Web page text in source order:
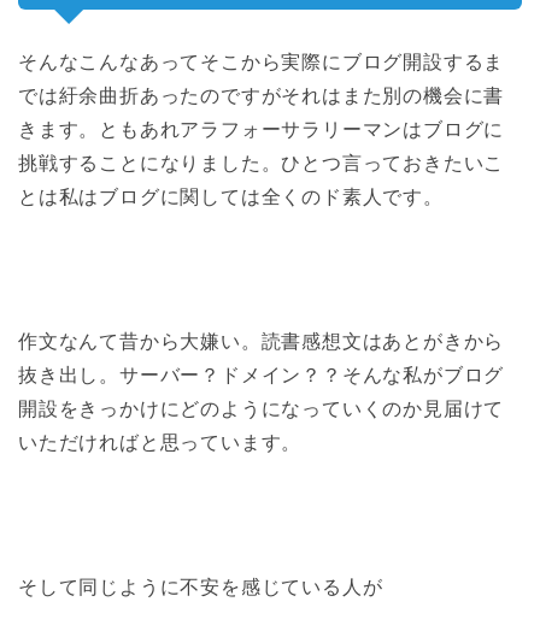
そんなこんなあってそこから実際にブログ開設するま
では紆余曲折あったのですがそれはまた別の機会に書
きます。ともあれアラフォーサラリーマンはブログに
挑戦することになりました。ひとつ言っておきたいこ
とは私はブログに関しては全くのド素人です。
作文なんて昔から大嫌い。読書感想文はあとがきから
抜き出し。サーバー？ドメイン？？そんな私がブログ
開設をきっかけにどのようになっていくのか見届けて
いただければと思っています。
そして同じように不安を感じている人が